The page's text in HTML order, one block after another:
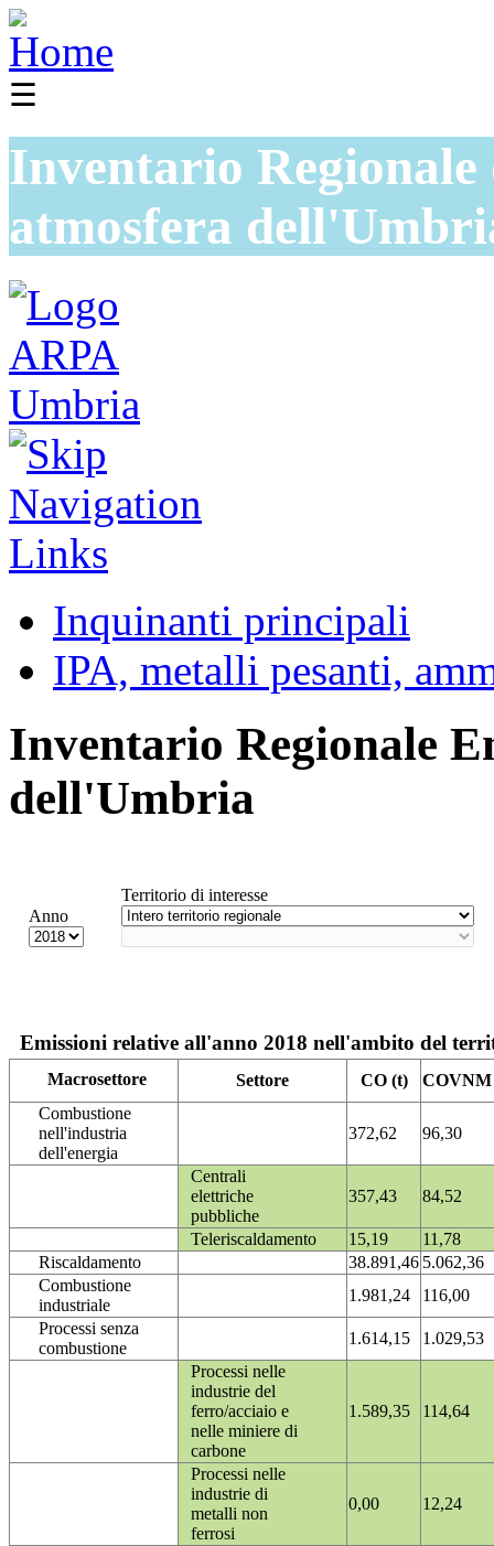
☰
Inventario
atmosfera
Inquinanti principali
IPA, metalli pesanti,
Inventario Regionale
dell'Umbria
Anno
Territorio di interesse
Emissioni relative all'anno 2018 nell'ambito del
Macrosettore Settore CO (t)
COVNM
Combustione
nell'industria
dell'energia
372,62 96,30
Centrali
elettriche
pubbliche
357,43 84,52
Teleriscaldamento 15,19
11,78
Riscaldamento
38.891,46 5.062,36
Combustione
industriale
1.981,24
116,00
Processi senza
combustione
1.614,15
1.029,53
Processi nelle
industrie del
ferro/acciaio e
nelle miniere di
carbone
1.589,35 114,64
Processi nelle
industrie di
metalli non
ferrosi
0,00 12,24